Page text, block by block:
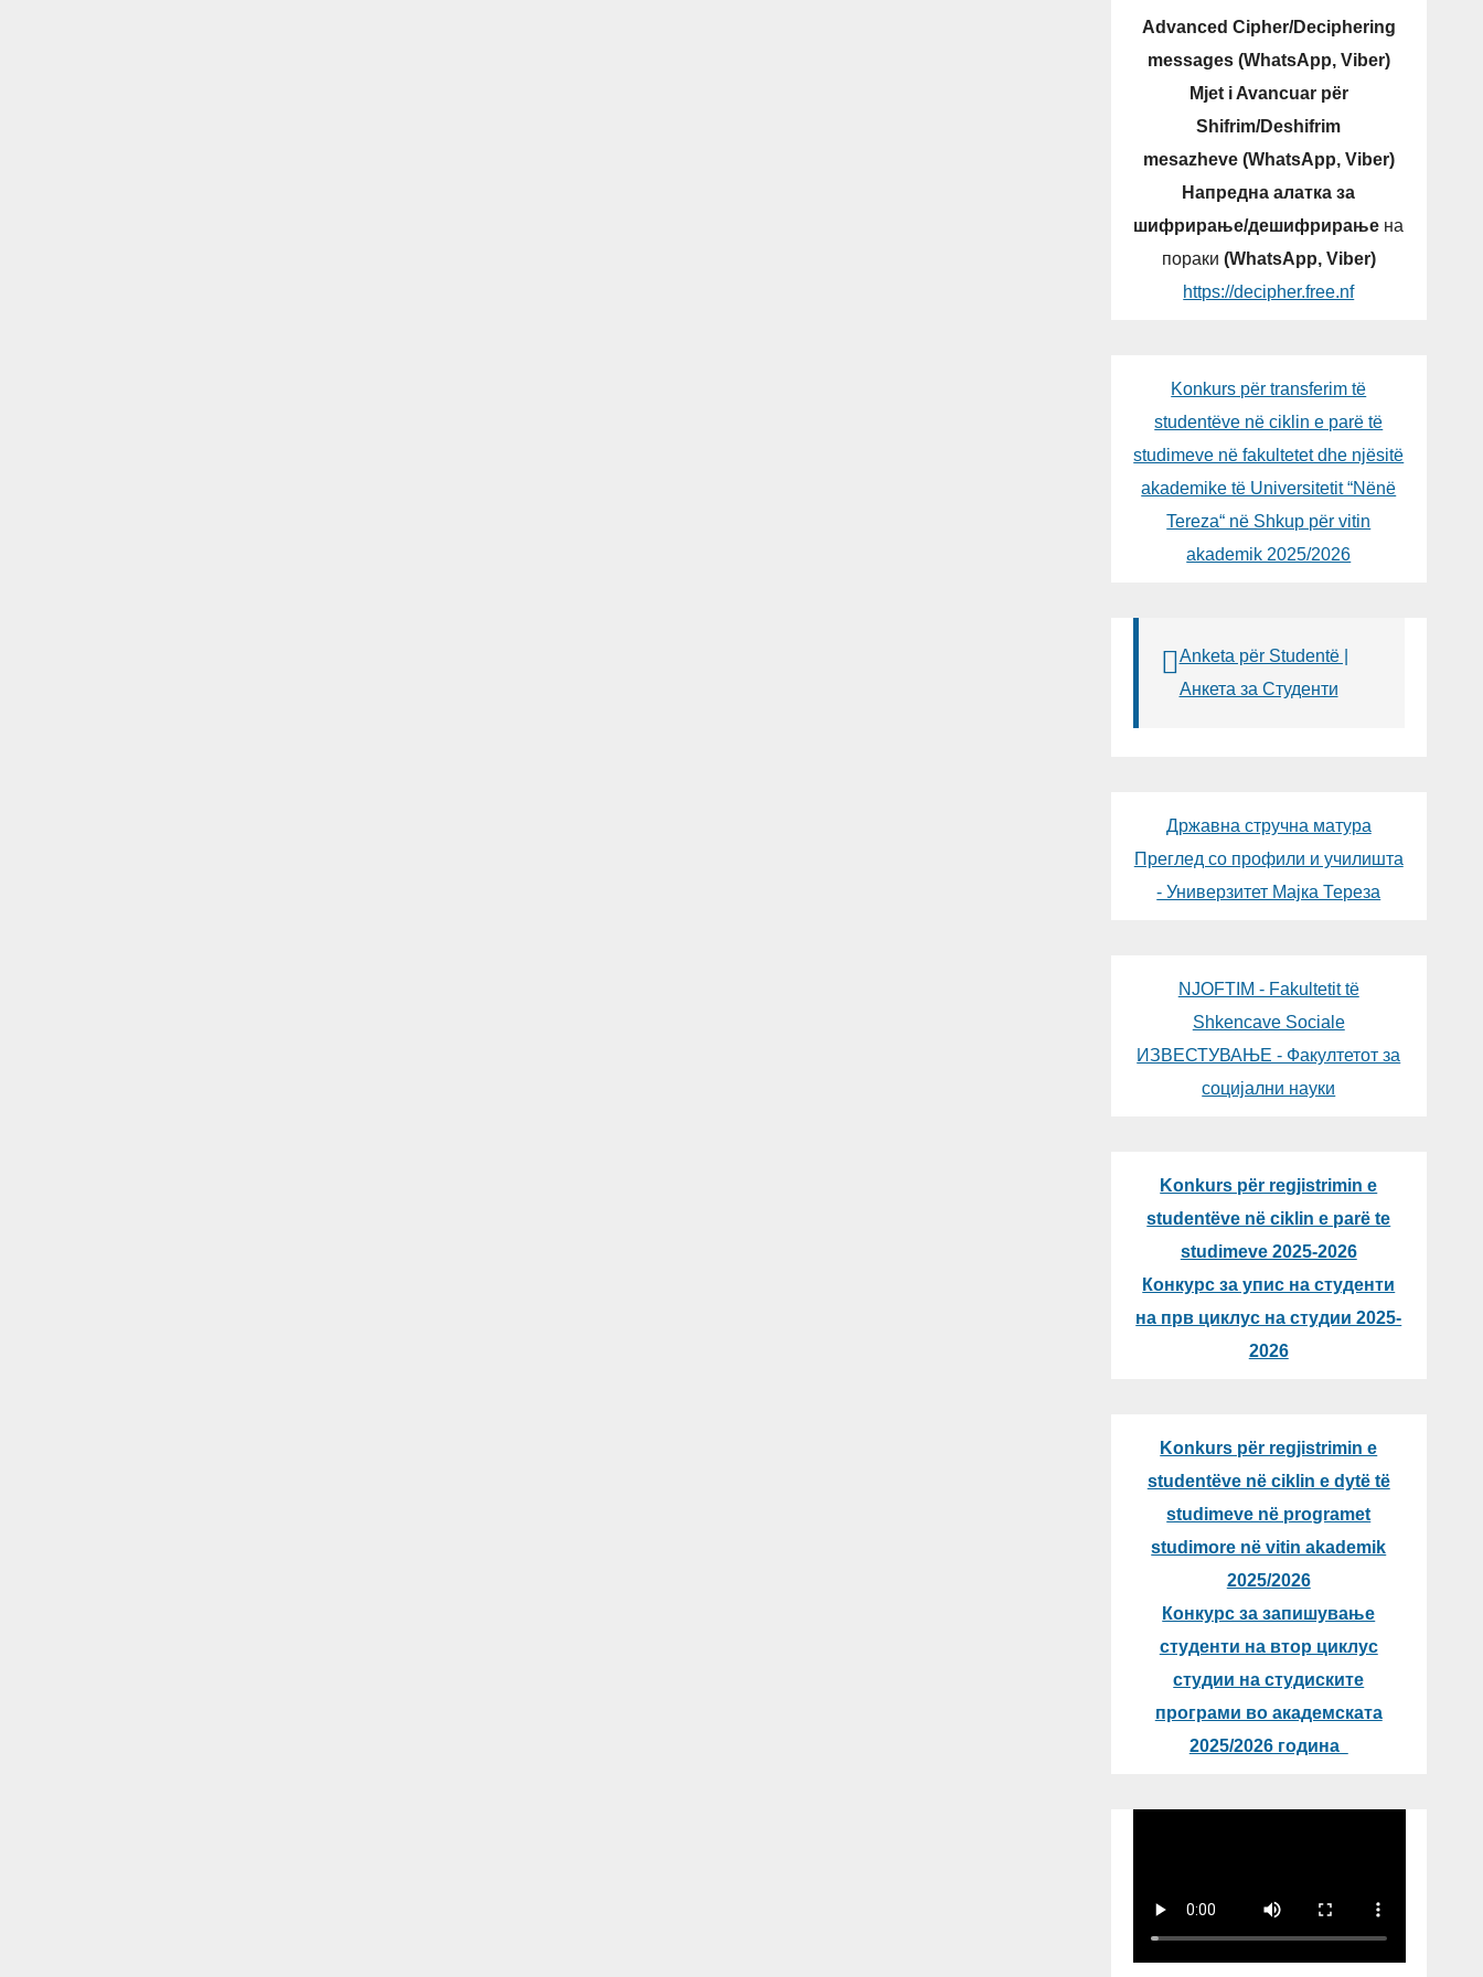
Advanced Cipher/Deciphering
messages (WhatsApp, Viber)
Mjet i Avancuar për
Shifrim/Deshifrim
mesazheve (WhatsApp, Viber)
Напредна алатка за
шифрирање/дешифрирање на
пораки (WhatsApp, Viber)
https://decipher.free.nf
Konkurs për transferim të
studentëve në ciklin e parë të
studimeve në fakultetet dhe njësitë
akademike të Universitetit “Nënë
Tereza“ në Shkup për vitin
akademik 2025/2026
Anketa për Studentë |
Анкета за Студенти
Државна стручна матура
Преглед со профили и училишта
- Универзитет Мајка Тереза
NJOFTIM - Fakultetit të
Shkencave Sociale
ИЗВЕСТУВАЊЕ - Факултетот за
социјални науки
Konkurs për regjistrimin e
studentëve në ciklin e parë te
studimeve 2025-2026
Конкурс за упис на студенти
на прв циклус на студии 2025-
2026
Konkurs për regjistrimin e
studentëve në ciklin e dytë të
studimeve në programet
studimore në vitin akademik
2025/2026
Конкурс за запишување
студенти на втор циклус
студии на студиските
програми во академската
2025/2026 година